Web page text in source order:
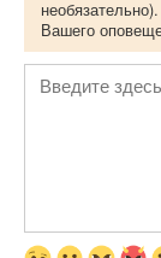
Вашего